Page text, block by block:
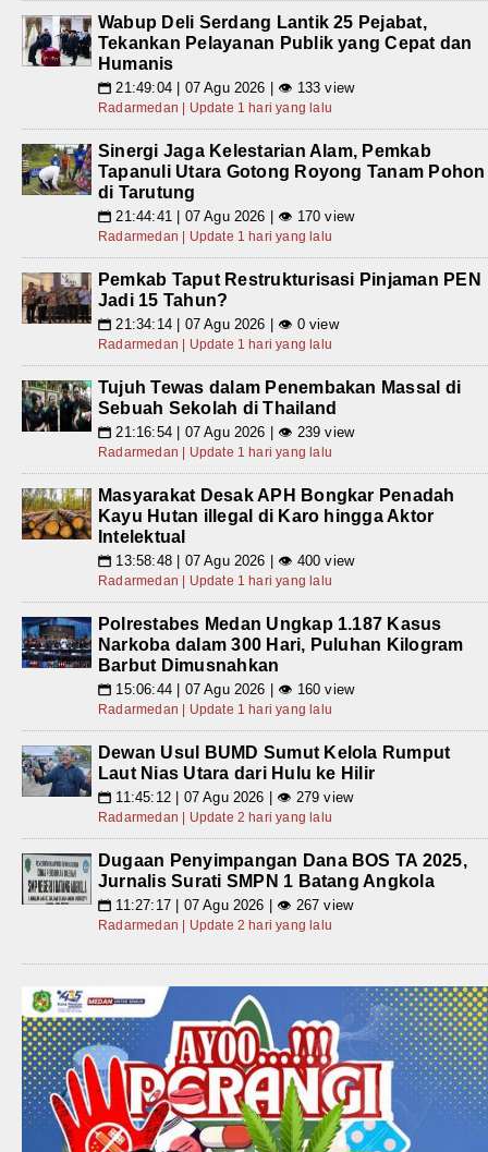
Wabup Deli Serdang Lantik 25 Pejabat,
Tekankan Pelayanan Publik yang Cepat dan
Humanis
📅 21:49:04 | 07 Agu 2026 | 👁 133 view
Radarmedan | Update 1 hari yang lalu
Sinergi Jaga Kelestarian Alam, Pemkab
Tapanuli Utara Gotong Royong Tanam Pohon
di Tarutung
📅 21:44:41 | 07 Agu 2026 | 👁 170 view
Radarmedan | Update 1 hari yang lalu
Pemkab Taput Restrukturisasi Pinjaman PEN
Jadi 15 Tahun?
📅 21:34:14 | 07 Agu 2026 | 👁 0 view
Radarmedan | Update 1 hari yang lalu
Tujuh Tewas dalam Penembakan Massal di
Sebuah Sekolah di Thailand
📅 21:16:54 | 07 Agu 2026 | 👁 239 view
Radarmedan | Update 1 hari yang lalu
Masyarakat Desak APH Bongkar Penadah
Kayu Hutan illegal di Karo hingga Aktor
Intelektual
📅 13:58:48 | 07 Agu 2026 | 👁 400 view
Radarmedan | Update 1 hari yang lalu
Polrestabes Medan Ungkap 1.187 Kasus
Narkoba dalam 300 Hari, Puluhan Kilogram
Barbut Dimusnahkan
📅 15:06:44 | 07 Agu 2026 | 👁 160 view
Radarmedan | Update 1 hari yang lalu
Dewan Usul BUMD Sumut Kelola Rumput
Laut Nias Utara dari Hulu ke Hilir
📅 11:45:12 | 07 Agu 2026 | 👁 279 view
Radarmedan | Update 2 hari yang lalu
Dugaan Penyimpangan Dana BOS TA 2025,
Jurnalis Surati SMPN 1 Batang Angkola
📅 11:27:17 | 07 Agu 2026 | 👁 267 view
Radarmedan | Update 2 hari yang lalu